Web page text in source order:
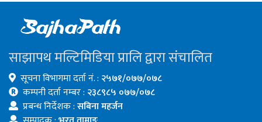
साझापथ मल्टिमिडिया प्रालि द्वारा संचालित
सूचना विभागमा दर्ता नं. : २५७१/०७७/०७८
कम्पनी दर्ता नम्बर : २३८९८५ ०७७/०७८
प्रबन्ध निर्देशक :सबिना महर्जन